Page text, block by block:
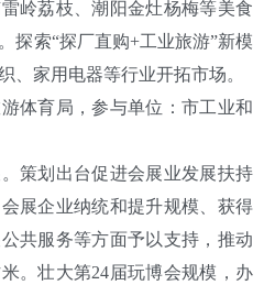
岭荔枝、潮阳金灶杨梅等美食
探索“探厂直购+工业旅游”新模
、家用电器等行业开拓市场。
体育局，参与单位：市工业和
策划出台促进会展业发展扶持
展企业纳统和提升规模、获得
共服务等方面予以支持，推动
。壮大第24届玩博会规模，办